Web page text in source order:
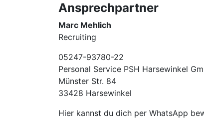
Ansprechpartner
Marc Mehlich
Recruiting
05247-93780-22
Personal Service PSH Harsewinkel
Münster Str. 84
33428 Harsewinkel
Hier kannst du dich per WhatsApp